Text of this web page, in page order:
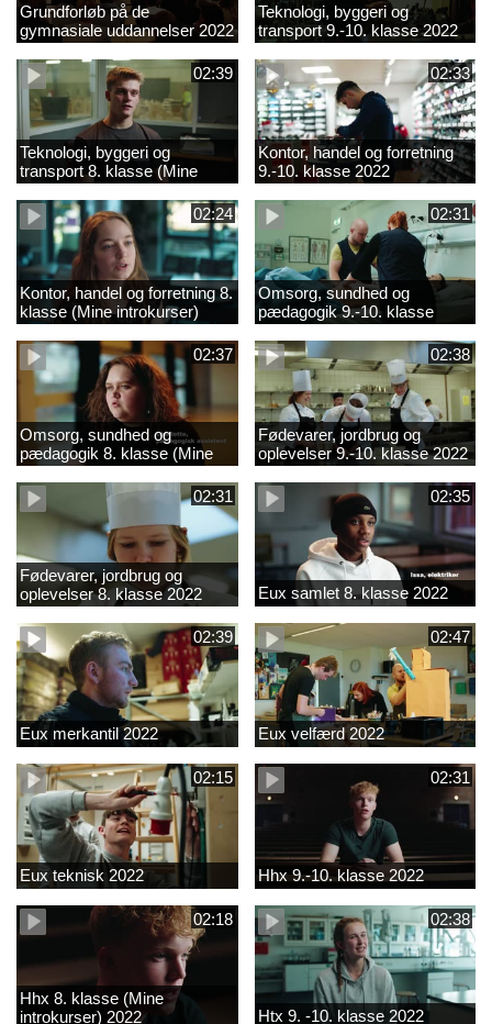
Grundforløb på de
gymnasiale uddannelser 2022
Teknologi, byggeri og
transport 9.-10. klasse 2022
02:39
Teknologi, byggeri og
transport 8. klasse (Mine
introkurser) 2022
02:33
Kontor, handel og forretning
9.-10. klasse 2022
02:24
Kontor, handel og forretning 8.
klasse (Mine introkurser)
2022
02:31
Omsorg, sundhed og
pædagogik 9.-10. klasse
2022
02:37
Omsorg, sundhed og
pædagogik 8. klasse (Mine
introkurser) 2022
02:38
Fødevarer, jordbrug og
oplevelser 9.-10. klasse 2022
02:31
Fødevarer, jordbrug og
oplevelser 8. klasse 2022
02:35
Eux samlet 8. klasse 2022
02:39
Eux merkantil 2022
02:47
Eux velfærd 2022
02:15
Eux teknisk 2022
02:31
Hhx 9.-10. klasse 2022
02:18
Hhx 8. klasse (Mine
introkurser) 2022
02:38
Htx 9. -10. klasse 2022